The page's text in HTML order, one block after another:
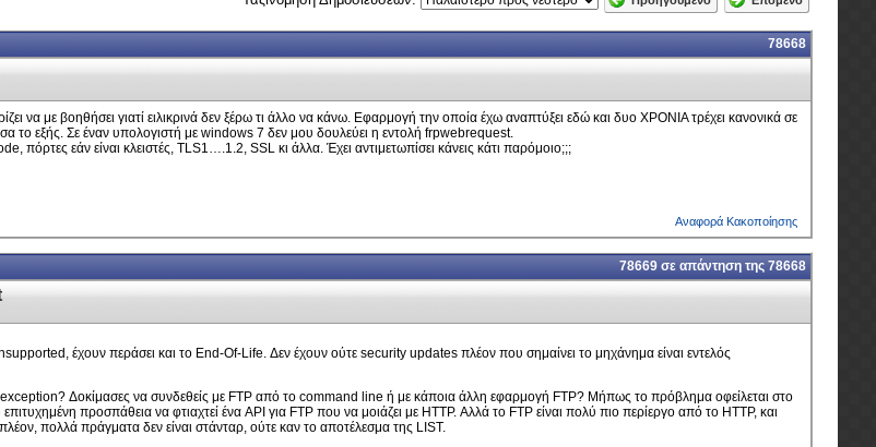
78668
να με βοηθήσει γιατί ειλικρινά δεν ξέρω τι άλλο να κάνω. Εφαρμογή την οποία έχω αναπτύξει εδώ και δυο ΧΡΟΝΙΑ τρέχει κανονικά σε
το εξής. Σε έναν υπολογιστή με windows 7 δεν μου δουλεύει η εντολή frpwebrequest.
πόρτες εάν είναι κλειστές, TLS1….1.2, SSL κι άλλα. Έχει αντιμετωπίσει κάνεις κάτι παρόμοιο;;;
Αναφορά Κακοποίησης
78669 σε απάντηση της 78668
έχουν περάσει και το End-Of-Life. Δεν έχουν ούτε security updates πλέον που σημαίνει το μηχάνημα είναι εντελός
exception? Δοκίμασες να συνδεθείς με FTP από το command line ή με κάποια άλλη εφαρμογή FTP? Μήπως το πρόβλημα οφείλεται στο
προσπάθεια να φτιαχτεί ένα API για FTP που να μοιάζει με HTTP. Αλλά το FTP είναι πολύ πιο περίεργο από το HTTP, και
πολλά πράγματα δεν είναι στάνταρ, ούτε καν το αποτέλεσμα της LIST.